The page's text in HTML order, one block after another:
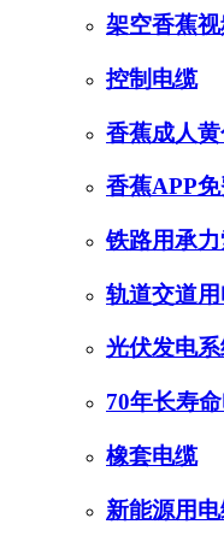
架空香蕉
控制电缆
香蕉成人
香蕉APP免
铁路用承
轨道交道
光伏发电
70年长寿
橡套电缆
新能源用